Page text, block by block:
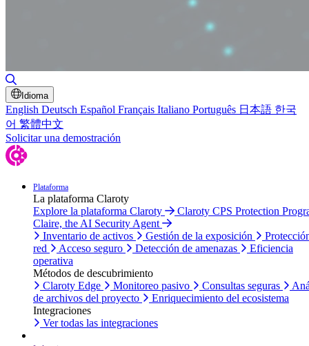
Idioma
English Deutsch Español Français Italiano Português 日本語 한국
어 繁體中文
Solicitar una demostración
Plataforma
La plataforma Claroty
Explore la plataforma Claroty
Claroty CPS Protection
Claire, the AI Security Agent
Inventario de activos
Gestión de la exposición
red
Acceso seguro Detección de amenazas
Eficiencia
operativa
Métodos de descubrimiento
Claroty Edge
Monitoreo pasivo Consultas seguras
de archivos del proyecto
Enriquecimiento del ecosistema
Integraciones
Ver todas las integraciones